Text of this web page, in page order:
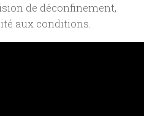
de déconfinement,
aux conditions.